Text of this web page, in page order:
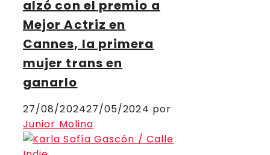
alzó con el premio a
Mejor Actriz en
Cannes, la primera
mujer trans en
ganarlo
27/08/202427/05/2024 por
Junior Molina